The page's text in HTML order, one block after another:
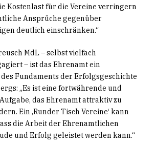
Kostenlast für die Vereine verringern
Ansprüche gegenüber
deutlich einschränken.“
MdL – selbst vielfach
– ist das Ehrenamt ein
Fundaments der Erfolgsgeschichte
„Es ist eine fortwährende und
das Ehrenamt attraktiv zu
Ein ‚Runder Tisch Vereine‘ kann
die Arbeit der Ehrenamtlichen
und Erfolg geleistet werden kann.“